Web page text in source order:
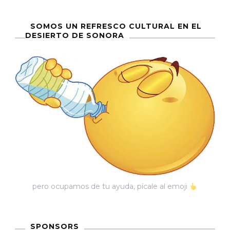
Buena
Investigación
SOMOS UN REFRESCO CULTURAL EN EL
DESIERTO DE SONORA
pero ocupamos de tu ayuda, pícale al emoji
SPONSORS